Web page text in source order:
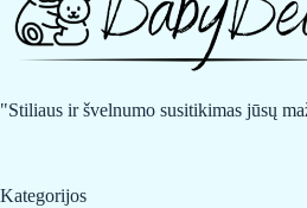
"Stiliaus ir švelnumo susitikimas jūsų
Kategorijos